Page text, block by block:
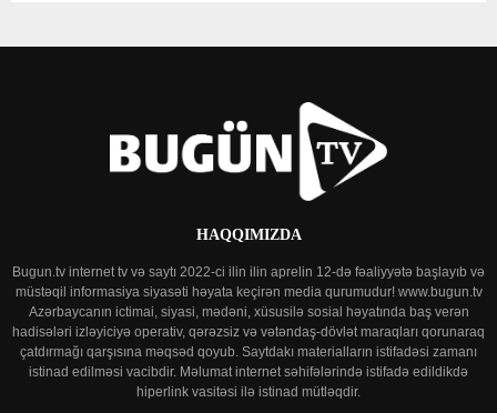
HAQQIMIZDA
Bugun.tv internet tv və saytı 2022-ci ilin ilin aprelin 12-də fəaliyyətə başlayıb və
müstəqil informasiya siyasəti həyata keçirən media qurumudur! www.bugun.tv
Azərbaycanın ictimai, siyasi, mədəni, xüsusilə sosial həyatında baş verən
hadisələri izləyiciyə operativ, qərəzsiz və vətəndaş-dövlət maraqları qorunaraq
çatdırmağı qarşısına məqsəd qoyub. Saytdakı materialların istifadəsi zamanı
istinad edilməsi vacibdir. Məlumat internet səhifələrində istifadə edildikdə
hiperlink vasitəsi ilə istinad mütləqdir.